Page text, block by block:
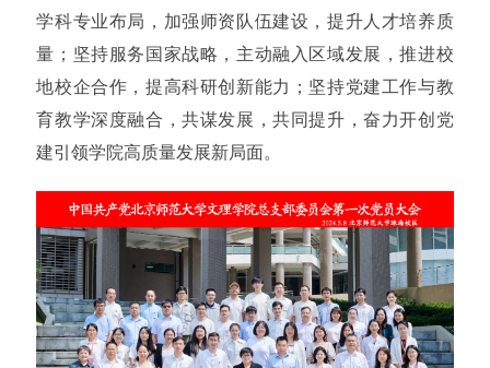
学科专业布局，加强师资队伍建设，提升人才培养质
量；坚持服务国家战略，主动融入区域发展，推进校
地校企合作，提高科研创新能力；坚持党建工作与教
育教学深度融合，共谋发展，共同提升，奋力开创党
建引领学院高质量发展新局面。